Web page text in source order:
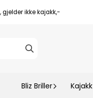
gjelder ikke kajakk,-
Bliz Briller Kajakk